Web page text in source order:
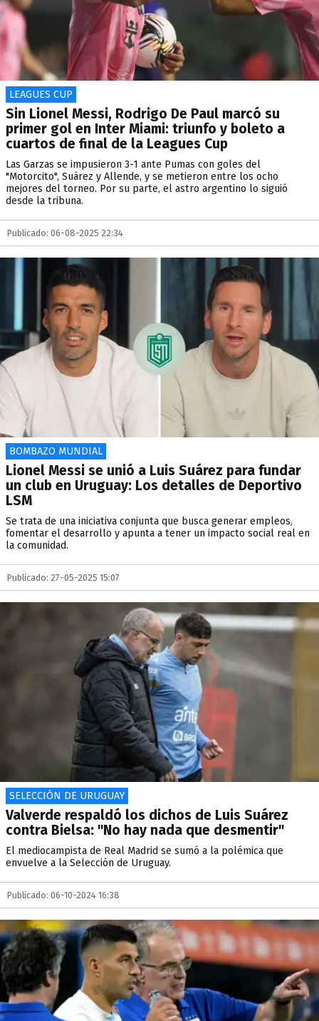
LEAGUES CUP
Sin Lionel Messi, Rodrigo De Paul marcó su
primer gol en Inter Miami: triunfo y boleto a
cuartos de final de la Leagues Cup
Las Garzas se impusieron 3-1 ante Pumas con goles del
"Motorcito", Suárez y Allende, y se metieron entre los ocho
mejores del torneo. Por su parte, el astro argentino lo siguió
desde la tribuna.
Publicado: 06-08-2025 22:34
BOMBAZO MUNDIAL
Lionel Messi se unió a Luis Suárez para fundar
un club en Uruguay: Los detalles de Deportivo
LSM
Se trata de una iniciativa conjunta que busca generar empleos,
fomentar el desarrollo y apunta a tener un impacto social real en
la comunidad.
Publicado: 27-05-2025 15:07
SELECCIÓN DE URUGUAY
Valverde respaldó los dichos de Luis Suárez
contra Bielsa: "No hay nada que desmentir"
El mediocampista de Real Madrid se sumó a la polémica que
envuelve a la Selección de Uruguay.
Publicado: 06-10-2024 16:38